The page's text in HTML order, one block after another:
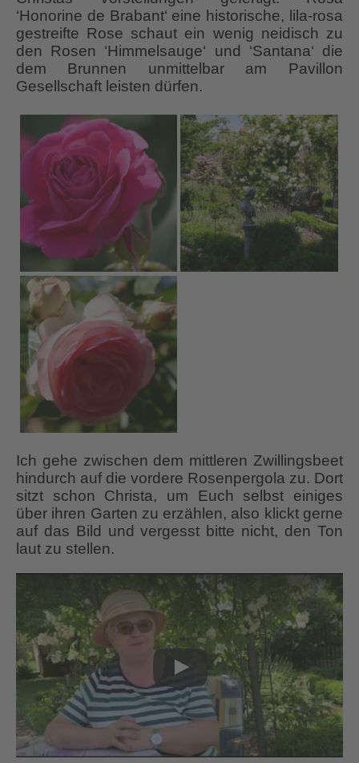
‘Honorine de Brabant‘ eine historische, lila-rosa
gestreifte Rose schaut ein wenig neidisch zu
den Rosen ‘Himmelsauge‘ und ‘Santana‘ die
dem Brunnen unmittelbar am Pavillon
Gesellschaft leisten dürfen.
Ich gehe zwischen dem mittleren Zwillingsbeet
hindurch auf die vordere Rosenpergola zu. Dort
sitzt schon Christa, um Euch selbst einiges
über ihren Garten zu erzählen, also klickt gerne
auf das Bild und vergesst bitte nicht, den Ton
laut zu stellen.